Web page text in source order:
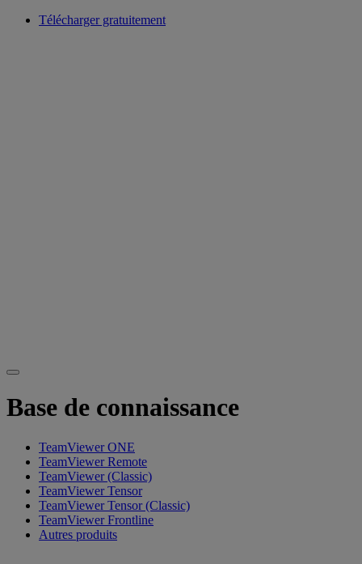
Télécharger gratuitement
Base de connaissance
TeamViewer ONE
TeamViewer Remote
TeamViewer (Classic)
TeamViewer Tensor
TeamViewer Tensor (Classic)
TeamViewer Frontline
Autres produits